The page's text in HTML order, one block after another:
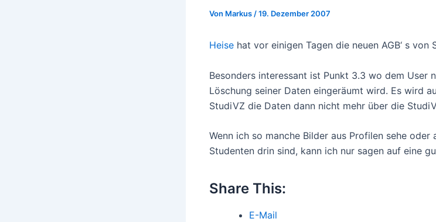
Von Markus /19. Dezember 2007
Heise hat vor einigen Tagen die neuen AGB‘ s
Besonders interessant ist Punkt 3.3 wo dem User
Löschung seiner Daten eingeräumt wird. Es wird
StudiVZ die Daten dann nicht mehr über die
Wenn ich so manche Bilder aus Profilen sehe oder
Studenten drin sind, kann ich nur sagen auf eine
Share This:
E-Mail